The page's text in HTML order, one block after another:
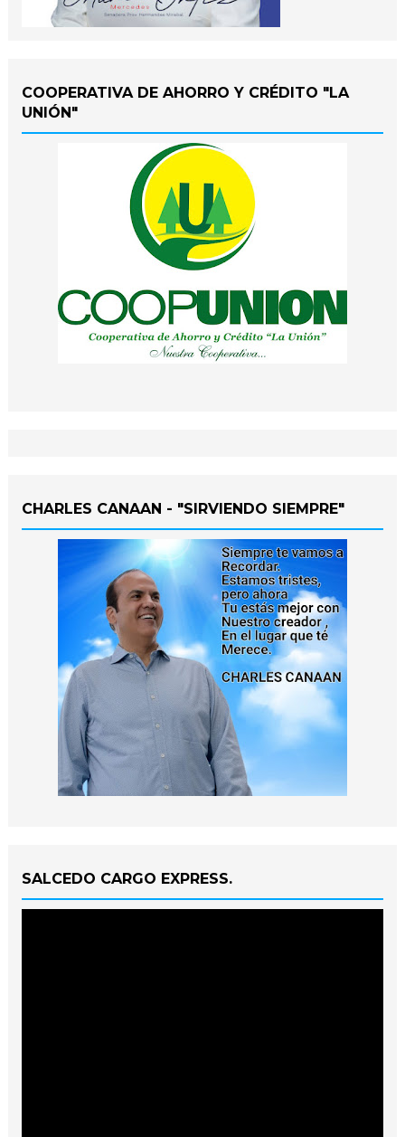
COOPERATIVA DE AHORRO Y CRÉDITO "LA
UNIÓN"
CHARLES CANAAN - "SIRVIENDO SIEMPRE"
SALCEDO CARGO EXPRESS.